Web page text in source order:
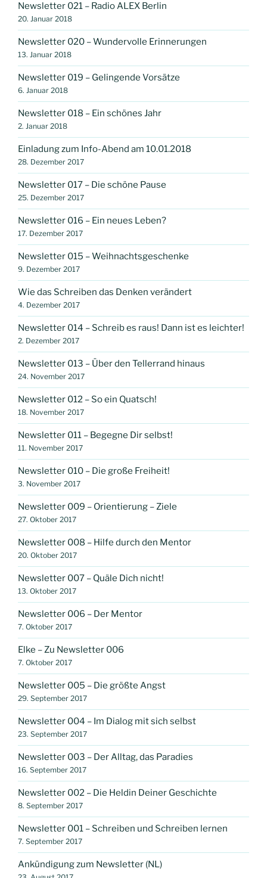
Newsletter 021 – Radio ALEX Berlin
20. Januar 2018
Newsletter 020 – Wundervolle Erinnerungen
13. Januar 2018
Newsletter 019 – Gelingende Vorsätze
6. Januar 2018
Newsletter 018 – Ein schönes Jahr
2. Januar 2018
Einladung zum Info-Abend am 10.01.2018
28. Dezember 2017
Newsletter 017 – Die schöne Pause
25. Dezember 2017
Newsletter 016 – Ein neues Leben?
17. Dezember 2017
Newsletter 015 – Weihnachtsgeschenke
9. Dezember 2017
Wie das Schreiben das Denken verändert
4. Dezember 2017
Newsletter 014 – Schreib es raus! Dann ist es leichter!
2. Dezember 2017
Newsletter 013 – Über den Tellerrand hinaus
24. November 2017
Newsletter 012 – So ein Quatsch!
18. November 2017
Newsletter 011 – Begegne Dir selbst!
11. November 2017
Newsletter 010 – Die große Freiheit!
3. November 2017
Newsletter 009 – Orientierung – Ziele
27. Oktober 2017
Newsletter 008 – Hilfe durch den Mentor
20. Oktober 2017
Newsletter 007 – Quäle Dich nicht!
13. Oktober 2017
Newsletter 006 – Der Mentor
7. Oktober 2017
Elke – Zu Newsletter 006
7. Oktober 2017
Newsletter 005 – Die größte Angst
29. September 2017
Newsletter 004 – Im Dialog mit sich selbst
23. September 2017
Newsletter 003 – Der Alltag, das Paradies
16. September 2017
Newsletter 002 – Die Heldin Deiner Geschichte
8. September 2017
Newsletter 001 – Schreiben und Schreiben lernen
7. September 2017
Ankündigung zum Newsletter (NL)